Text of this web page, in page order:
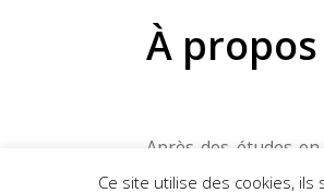
À
Après des études
Festeraerts a
Ce site utilise des cookies,